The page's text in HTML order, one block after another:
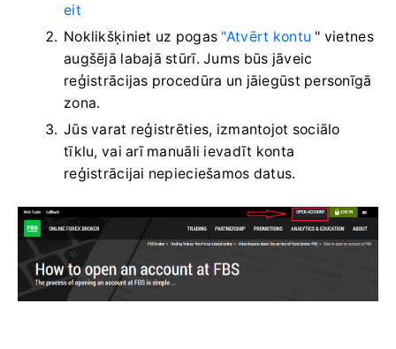
eit
Noklikšķiniet uz pogas "Atvērt kontu " vietnes
augšējā labajā stūrī. Jums būs jāveic
reģistrācijas procedūra un jāiegūst personīgā
zona.
Jūs varat reģistrēties, izmantojot sociālo
tīklu, vai arī manuāli ievadīt konta
reģistrācijai nepieciešamos datus.